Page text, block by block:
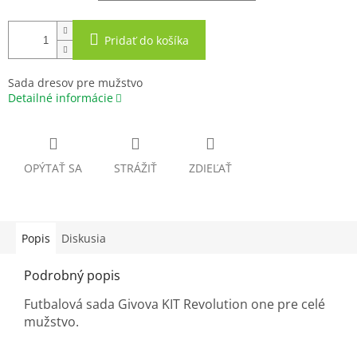
Pridať do košíka
Sada dresov pre mužstvo
Detailné informácie
OPÝTAŤ SA STRÁŽIŤ ZDIEĽAŤ
Popis Diskusia
Podrobný popis
Futbalová sada Givova KIT Revolution one pre celé
mužstvo.